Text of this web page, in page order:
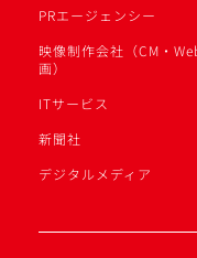
PRエージェンシー
映像制作会社（CM・
画）
ITサービス
新聞社
デジタルメディア